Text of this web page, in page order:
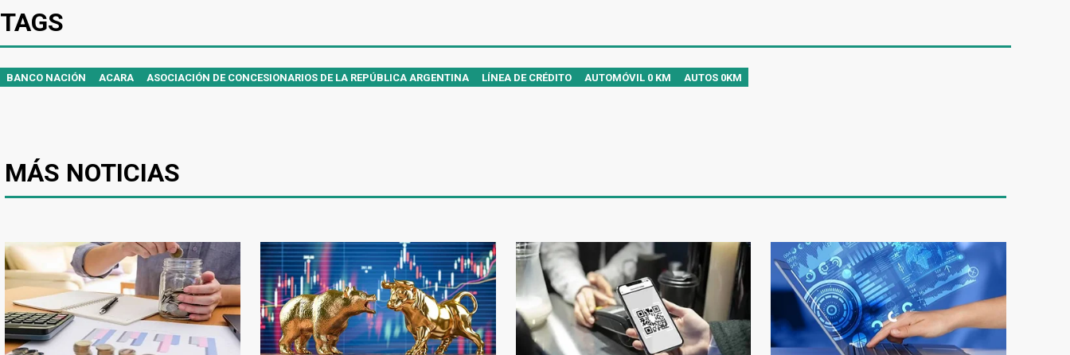
TAGS
BANCO NACIÓN ACARA ASOCIACIÓN DE CONCESIONARIOS DE LA REPÚBLICA ARGENTINA LÍNEA DE CRÉDITO AUTOMÓVIL 0 KM AUTOS 0KM
MÁS NOTICIAS